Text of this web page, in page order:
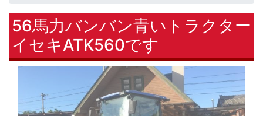
56馬力バンバン青いトラクター
イセキATK560です